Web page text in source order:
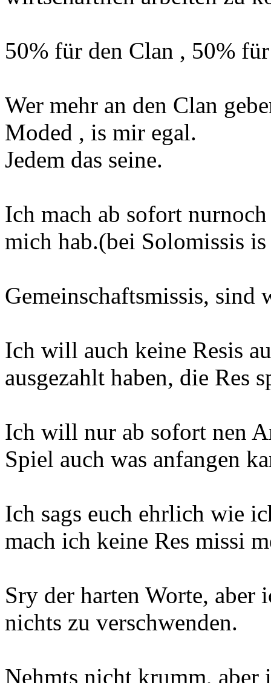
50% für den Clan , 50%
Wer mehr an den Clan
Moded , is mir egal.
Jedem das seine.
Ich mach ab sofort
mich hab.(bei Solomissis
Gemeinschaftsmissis, sind
Ich will auch keine Resis
ausgezahlt haben, die Res
Ich will nur ab sofort nen
Spiel auch was anfangen
Ich sags euch ehrlich wie
mach ich keine Res missi
Sry der harten Worte,
nichts zu verschwenden.
Nehmts nicht krumm, aber